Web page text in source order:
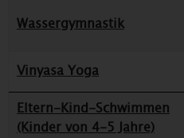
Wassergymnastik
Vinyasa Yoga
Eltern-Kind-Schwimmen
(Kinder von 4-5 Jahre)